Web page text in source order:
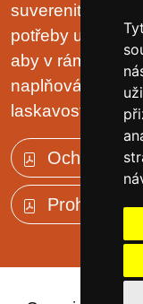
suverenitu
potřeby
aby v rámci
naplňování
laskavostí
Ochrana
Prohlášení